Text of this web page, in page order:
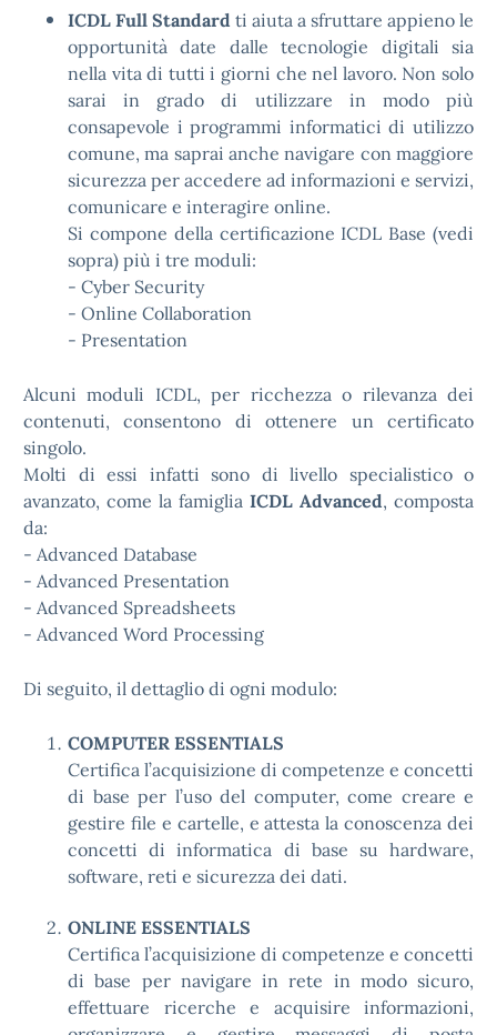
ICDL Full Standard ti aiuta a sfruttare appieno le
opportunità date dalle tecnologie digitali sia
nella vita di tutti i giorni che nel lavoro. Non solo
sarai in grado di utilizzare in modo più
consapevole i programmi informatici di utilizzo
comune, ma saprai anche navigare con maggiore
sicurezza per accedere ad informazioni e servizi,
comunicare e interagire online.
Si compone della certificazione ICDL Base (vedi
sopra) più i tre moduli:
- Cyber Security
- Online Collaboration
- Presentation
Alcuni moduli ICDL, per ricchezza o rilevanza dei
contenuti, consentono di ottenere un certificato
singolo.
Molti di essi infatti sono di livello specialistico o
avanzato, come la famiglia ICDL Advanced, composta
da:
- Advanced Database
- Advanced Presentation
- Advanced Spreadsheets
- Advanced Word Processing
Di seguito, il dettaglio di ogni modulo:
COMPUTER ESSENTIALS
Certifica l’acquisizione di competenze e concetti
di base per l’uso del computer, come creare e
gestire file e cartelle, e attesta la conoscenza dei
concetti di informatica di base su hardware,
software, reti e sicurezza dei dati.
ONLINE ESSENTIALS
Certifica l’acquisizione di competenze e concetti
di base per navigare in rete in modo sicuro,
effettuare ricerche e acquisire informazioni,